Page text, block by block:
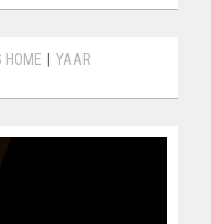
HOME
YAAR